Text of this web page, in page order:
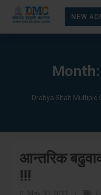
content
NEW
Month:
Drabya Shah Multiple
आन्तरिक
!!!